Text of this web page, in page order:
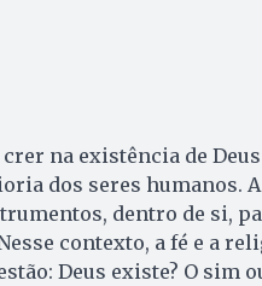
na existência de
dos seres humanos.
dentro de si,
contexto, a fé e a
Deus existe? O sim